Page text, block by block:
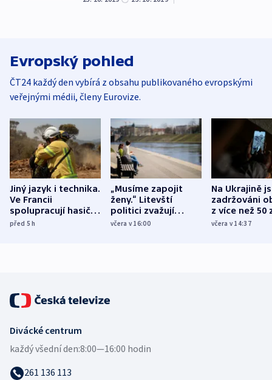
Evropský pohled
ČT24 každý den vybírá z obsahu publikovaného evropskými
veřejnými médii, členy Eurovize.
Jiný jazyk i technika.
Ve Francii
spolupracují hasiči z
různých zemí
před 5h
„Musíme zapojit
ženy.“ Litevští
politici zvažují
dohodu o
včera v 16:00
Na Ukrajině
zadržováni
z více než 50
Bojovali na
včera v 14:37
Divácké centrum
každý všední den:8:00—16:00 hodin
261 136 113